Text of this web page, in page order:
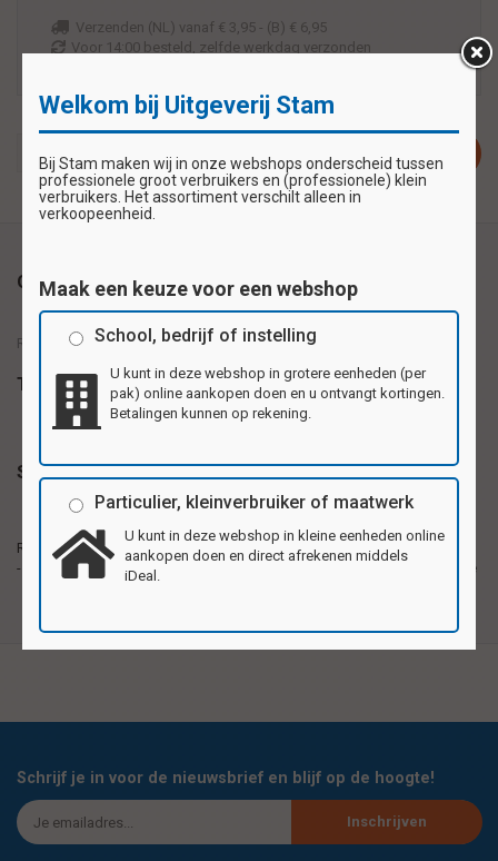
Verzenden (NL) vanaf € 3,95 - (B) € 6,95
Voor 14:00 besteld, zelfde werkdag verzonden
Plaats in winkelwagen
Omschrijving
Reuzewenskaart serie 11095 - wilde dieren
Tags
Specificaties
Reuzewenskaarten
- formaat A4
Reuzewenskaarten van stevig karton, formaat
20,5x29,5cm (A4). Per pak 4 verschillende motieven.
Ook als verjaardags, bedank- of uitnodigingskaart te
Schrijf je in voor de nieuwsbrief en blijf op de hoogte!
Inschrijven
Welkom bij Uitgeverij Stam
Bij Stam maken wij in onze webshops onderscheid tussen
professionele groot verbruikers en (professionele) klein
verbruikers. Het assortiment verschilt alleen in
verkoopeenheid.
Maak een keuze voor een webshop
School, bedrijf of instelling
U kunt in deze webshop in grotere eenheden (per
pak) online aankopen doen en u ontvangt kortingen.
Betalingen kunnen op rekening.
Particulier, kleinverbruiker of maatwerk
U kunt in deze webshop in kleine eenheden online
aankopen doen en direct afrekenen middels
iDeal.